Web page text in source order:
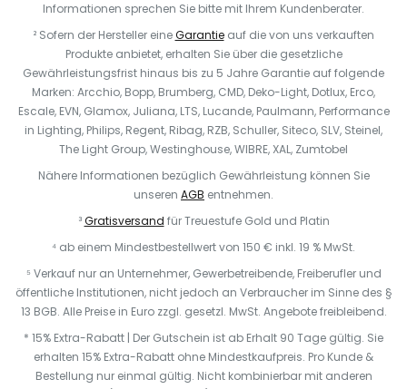
Informationen sprechen Sie bitte mit Ihrem Kundenberater.
² Sofern der Hersteller eineGarantieauf die von uns verkauften
Produkte anbietet, erhalten Sie über die gesetzliche
Gewährleistungsfrist hinaus bis zu 5 Jahre Garantie auf folgende
Marken: Arcchio, Bopp, Brumberg, CMD, Deko-Light, Dotlux, Erco,
Escale, EVN, Glamox, Juliana, LTS, Lucande, Paulmann, Performance
in Lighting, Philips, Regent, Ribag, RZB, Schuller, Siteco, SLV, Steinel,
The Light Group, Westinghouse, WIBRE, XAL, Zumtobel
Nähere Informationen bezüglich Gewährleistung können Sie
unseren AGB entnehmen.
³Gratisversand für Treuestufe Gold und Platin
⁴ ab einem Mindestbestellwert von 150 € inkl. 19 % MwSt.
⁵ Verkauf nur an Unternehmer, Gewerbetreibende, Freiberufler und
öffentliche Institutionen, nicht jedoch an Verbraucher im Sinne des §
13 BGB. Alle Preise in Euro zzgl. gesetzl. MwSt. Angebote freibleibend.
* 15% Extra-Rabatt | Der Gutschein ist ab Erhalt 90 Tage gültig. Sie
erhalten 15% Extra-Rabatt ohne Mindestkaufpreis. Pro Kunde &
Bestellung nur einmal gültig. Nicht kombinierbar mit anderen